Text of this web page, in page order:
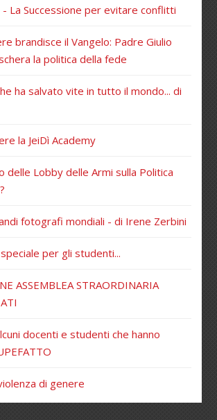
- La Successione per evitare conflitti
brandisce il Vangelo: Padre Giulio
la politica della fede
ha salvato vite in tutto il mondo... di
la JeiDì Academy
delle Lobby delle Armi sulla Politica
fotografi mondiali - di Irene Zerbini
per gli studenti...
ASSEMBLEA STRAORDINARIA
docenti e studenti che hanno
di genere